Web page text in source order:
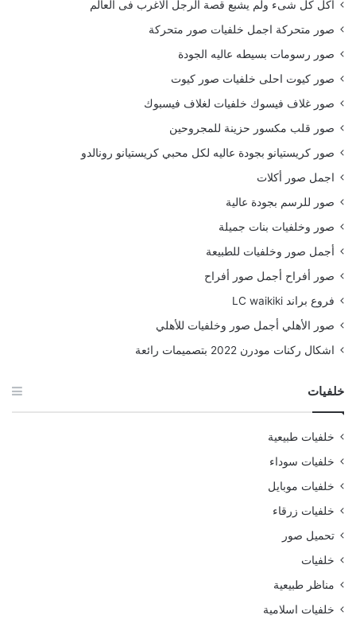
أكل كل شىء ولم يشبع قصة الرجل الاغرب فى العالم
صور متحركة اجمل خلفيات صور متحركة
صور رسومات بسيطه عاليه الجودة
صور كيوت احلى خلفيات صور كيوت
صور غلاف فيسوك خلفيات لغلاف فيسبوك
صور قلب مكسور حزينة للمجروحين
صور كريستيانو بجودة عاليه لكل محبي كريستيانو رونالدو
اجمل صور أكلات
صور للرسم بجودة عالية
صور وخلفيات بنات جميلة
أجمل صور وخلفيات للطبيعة
صور أفراح أجمل صور أفراح
فروع براند LC waikiki
صور الأهلي أجمل صور وخلفيات للأهلي
اشكال ركنات مودرن 2022 بتصميمات رائعة
خلفيات
خلفيات طبيعية
خلفيات سوداء
خلفيات موبايل
خلفيات زرقاء
تحميل صور
خلفيات
مناظر طبيعية
خلفيات اسلامية